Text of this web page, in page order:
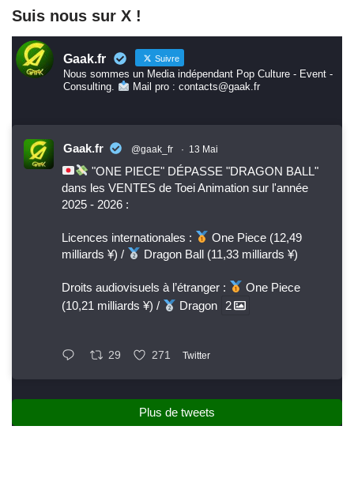
Suis nous sur X !
Gaak.fr Suivre
Nous sommes un Media indépendant Pop Culture - Event -
Consulting.
Mail pro : contacts@gaak.fr
Gaak.fr @gaak_fr · 13 Mai
"ONE PIECE" DÉPASSE "DRAGON BALL"
dans les VENTES de Toei Animation sur l'année
2025 - 2026 :
Licences internationales :
One Piece (12,49
milliards ¥) /
Dragon Ball (11,33 milliards ¥)
Droits audiovisuels à l’étranger :
One Piece
(10,21 milliards ¥) /
Dragon 2
29 271 Twitter
Plus de tweets